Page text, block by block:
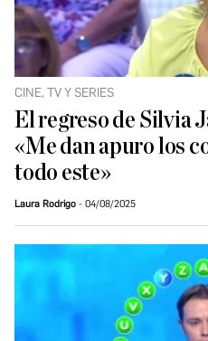
CINE, TV Y SERIES
El regreso de Silvia
«Me dan apuro los
todo este»
Laura Rodrigo 04/08/2025